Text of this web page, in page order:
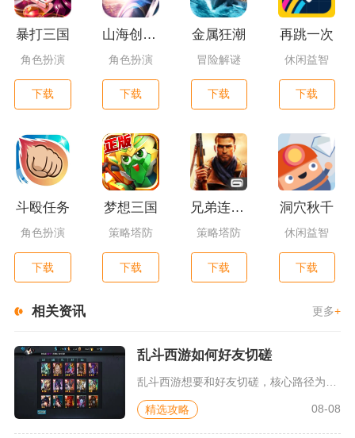
暴打三国
角色扮演
下载
山海创世录一剑天逆
角色扮演
下载
金属狂潮
冒险解谜
下载
再跳一次
休闲益智
下载
斗殴任务
角色扮演
下载
梦想三国
策略塔防
下载
兄弟连3：战争之子
策略塔防
下载
洞穴秋千
休闲益智
下载
相关资讯 更多+
乱斗西游如何好友切磋
精选攻略 08-08